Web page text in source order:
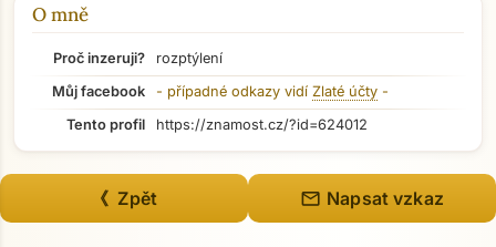
Přejít na hlavní obsah
O mně
Proč inzeruji?
rozptýlení
Můj facebook
- případné odkazy vidí Zlaté účty -
Tento profil
https://znamost.cz/?id=624012
《 Zpět mail Napsat vzkaz